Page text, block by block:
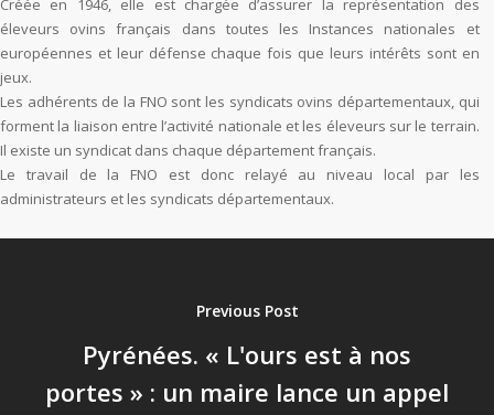
Créée en 1946, elle est chargée d’assurer la représentation des
éleveurs ovins français dans toutes les Instances nationales et
européennes et leur défense chaque fois que leurs intérêts sont en
jeux.
Les adhérents de la FNO sont les syndicats ovins départementaux, qui
forment la liaison entre l’activité nationale et les éleveurs sur le terrain.
Il existe un syndicat dans chaque département français.
Le travail de la FNO est donc relayé au niveau local par les
administrateurs et les syndicats départementaux.
Previous Post
Pyrénées. « L'ours est à nos
portes » : un maire lance un appel